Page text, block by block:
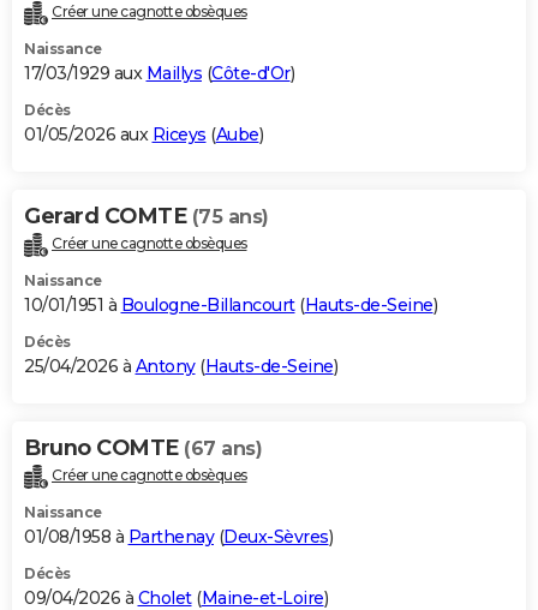
Créer une cagnotte obsèques
Naissance
17/03/1929 aux Maillys (Côte-d'Or)
Décès
01/05/2026 aux Riceys (Aube)
Gerard COMTE (75 ans)
Créer une cagnotte obsèques
Naissance
10/01/1951 à Boulogne-Billancourt(Hauts-de-Seine)
Décès
25/04/2026 à Antony(Hauts-de-Seine)
Bruno COMTE (67 ans)
Créer une cagnotte obsèques
Naissance
01/08/1958 à Parthenay(Deux-Sèvres)
Décès
09/04/2026 à Cholet(Maine-et-Loire)